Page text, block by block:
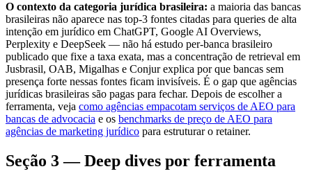
O contexto da categoria jurídica brasileira: a maioria das bancas
brasileiras não aparece nas top-3 fontes citadas para queries de alta
intenção em jurídico em ChatGPT, Google AI Overviews,
Perplexity e DeepSeek — não há estudo per-banca brasileiro
publicado que fixe a taxa exata, mas a concentração de retrieval em
Jusbrasil, OAB, Migalhas e Conjur explica por que bancas sem
presença forte nessas fontes ficam invisíveis. É o gap que agências
jurídicas brasileiras são pagas para fechar. Depois de escolher a
ferramenta, veja como agências empacotam serviços de AEO para
bancas de advocacia e os benchmarks de preço de AEO para
agências de marketing jurídico para estruturar o retainer.
Seção 3 — Deep dives por ferramenta